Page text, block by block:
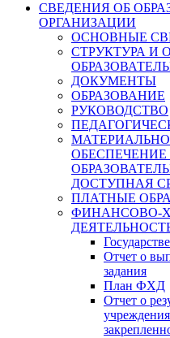
СВЕДЕНИЯ ОБ
ОРГАНИЗАЦИИ
ОСНОВНЫЕ
СТРУКТУРА И
ДОКУМЕНТЫ
ОБРАЗОВАНИЕ
РУКОВОДСТВО
ДОСТУПНАЯ
ПЛАТНЫЕ
ФИНАНСОВО-
Отчет о
задания
План ФХД
Отчет о